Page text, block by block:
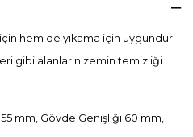
hem de yıkama için uygundur.
gibi alanların zemin temizliği
55 mm, Gövde Genişliği 60 mm,